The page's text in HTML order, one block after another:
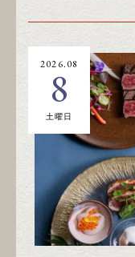
2026.08
8
土曜日